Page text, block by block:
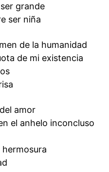
grande
ser niña
de la humanidad
de mi existencia
amor
el anhelo inconcluso